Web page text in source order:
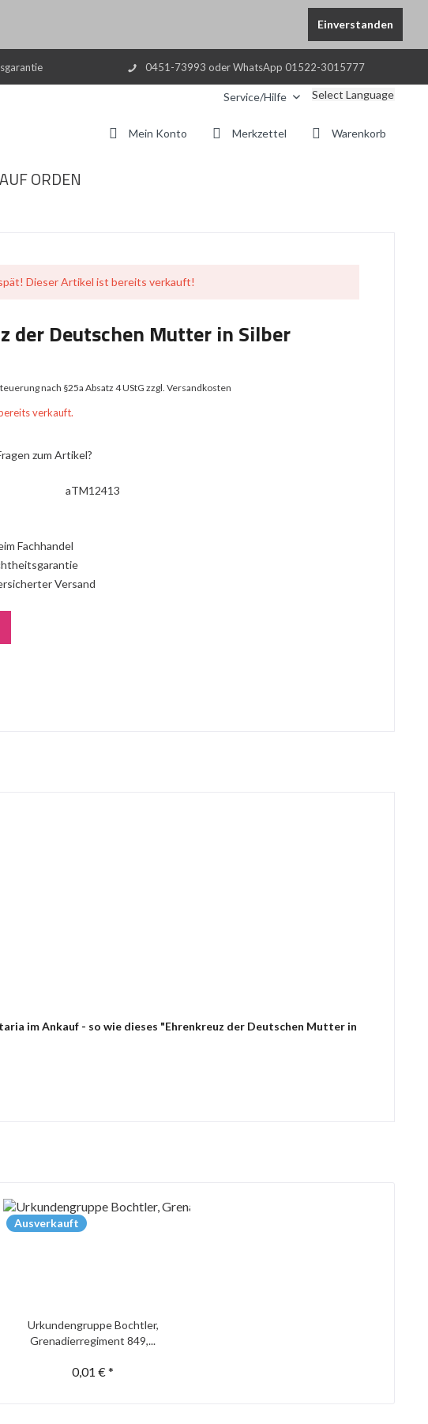
Einverstanden
0451-73993 oder WhatsApp 01522-3015777
Service/Hilfe Select Language
Warenkorb
Merkzettel
Mein Konto
ORDEN
Dieser Artikel ist bereits verkauft!
der Deutschen Mutter in Silber
nach §25a Absatz 4 UStGzzgl. Versandkosten
verkauft.
zum Artikel?
aTM12413
Fachhandel
Versand
im Ankauf - so wie dieses "Ehrenkreuz der Deutschen Mutter in
Ausverkauft
Urkundengruppe Bochtler,
Grenadierregiment 849,...
0,01 € *